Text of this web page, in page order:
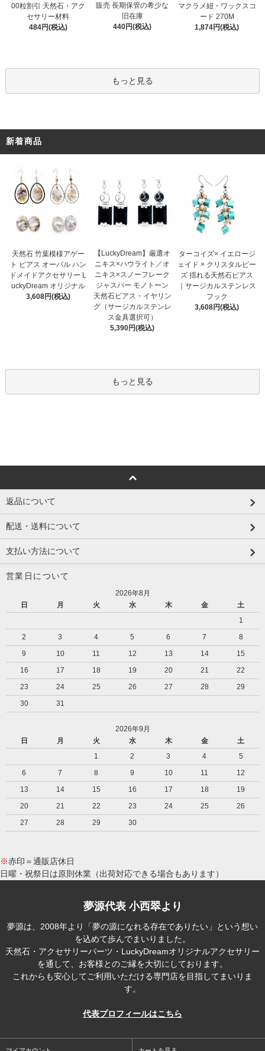
00粒割引 天然石・アク
セサリー材料
484円(税込)
販売 長期保管の希少な
旧在庫
440円(税込)
マクラメ紐・ワックスコ
ード 270M
1,874円(税込)
もっと見る
新着商品
天然石 竹葉模様アゲー
ト ピアス オーバル ハン
ドメイドアクセサリー L
uckyDream オリジナル
3,608円(税込)
【LuckyDream】厳選オ
ニキス×ハウライト／オ
ニキス×スノーフレーク
ジャスパー モノトーン
天然石ピアス・イヤリン
グ（サージカルステンレ
ス金具選択可）
5,390円(税込)
ターコイズ× イエロージ
ェイド × クリスタルビー
ズ 揺れる天然石ピアス
｜サージカルステンレス
フック
3,608円(税込)
もっと見る
返品について
配送・送料について
支払い方法について
営業日について
2026年8月
日
月 火 水 木 金
土
1
2
3 4 5 6 7
8
9
10 11 12 13 14
15
16
17 18 19 20 21
22
23
24 25 26 27 28
29
30
31
2026年9月
日
月 火 水 木 金
土
1
2 3 4
5
6
7 8 9 10 11
12
13
14 15 16 17 18
19
20
21 22 23 24 25
26
27
28 29 30
※赤印＝通販店休日
日曜・祝祭日は原則休業（出荷対応できる場合もあります）
夢源代表 小西翠より
夢源は、2008年より「夢の源になれる存在でありたい」という想い
を込めて歩んでまいりました。
天然石・アクセサリーパーツ・LuckyDreamオリジナルアクセサリー
を通して、お客様とのご縁を大切にしております。
これからも安心してご利用いただける専門店を目指してまいりま
す。
代表プロフィールはこちら